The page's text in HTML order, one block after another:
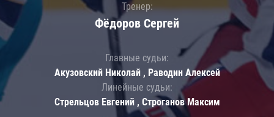
Тренер:
Фёдоров Сергей
Главные судьи:
Акузовский Николай , Раводин Алексей
Линейные судьи:
Стрельцов Евгений , Строганов Максим